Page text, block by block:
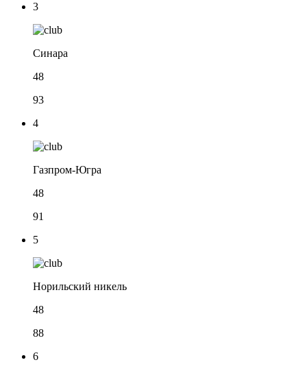
3
Синара
48
93
4
Газпром-Югра
48
91
5
Норильский никель
48
88
6